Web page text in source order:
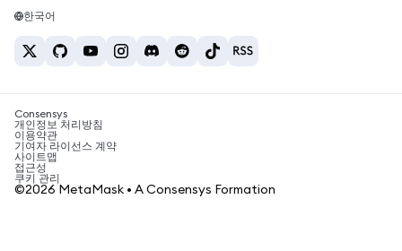
채용
테더 가격
BTC를 INR로 환전
ETH를 USDT로 환전
USDT 매수
SHIB 매수
BNB 매수
솔라나 지갑
암호화폐 세금 뉴스
암호화폐 매수 방법
비트코인 매도 방법
한국어
Consensys
개인정보 처리방침
이용약관
기여자 라이선스 계약
사이트맵
접근성
쿠키 관리
©2026 MetaMask • A Consensys Formation